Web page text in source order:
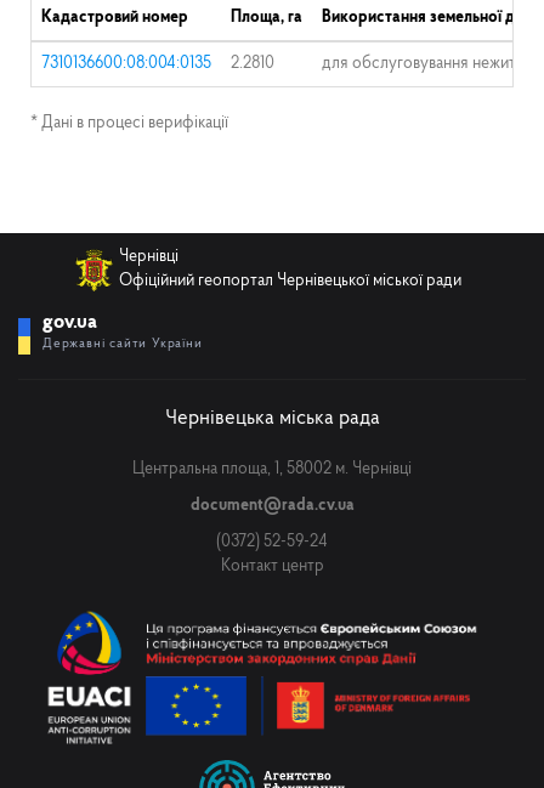
Кадастровий номер Площа, га Використання земельної
7310136600:08:004:0135 2.2810 для обслуговування
* Дані в процесі верифікації
Чернівці
Офіційний геопортал Чернівецької міської ради
gov.ua
Державні сайти України
Чернівецька міська рада
Центральна площа, 1, 58002 м. Чернівці
document@rada.cv.ua
(0372) 52-59-24
Контакт центр